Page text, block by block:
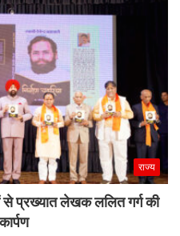
राज्य
से प्रख्यात लेखक ललित गर्ग की